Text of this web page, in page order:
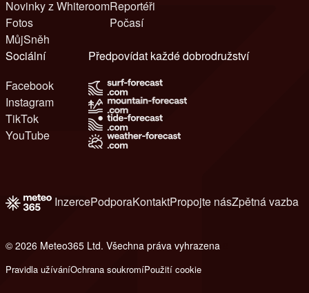
Novinky z Whiteroom
Fotos
MůjSněh
Reportéři
Počasí
Sociální
Facebook
Instagram
TikTok
YouTube
Předpovídat každé dobrodružství
InzercePodporaKontaktPropojte násZpětná vazba
© 2026 Meteo365 Ltd. Všechna práva vyhrazena
Pravidla užíváníOchrana soukromíPoužití cookie